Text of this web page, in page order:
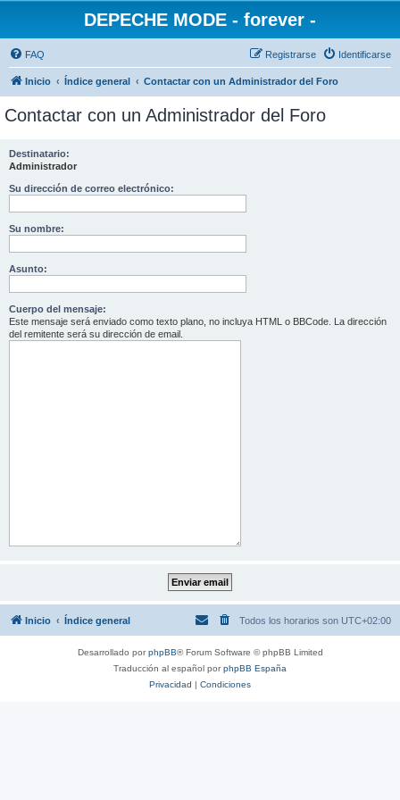
DEPECHE MODE - forever -
FAQ Identificarse
Registrarse
Inicio Índice general Contactar con un Administrador del Foro
Contactar con un Administrador del Foro
Destinatario:
Administrador
Su dirección de correo electrónico:
Su nombre:
Asunto:
Cuerpo del mensaje:
Este mensaje será enviado como texto plano, no incluya HTML o BBCode. La dirección
del remitente será su dirección de email.
Inicio Índice general Todos los horarios son UTC+02:00
Desarrollado porphpBB® Forum Software © phpBB Limited
Traducción al español porphpBB España
Privacidad | Condiciones